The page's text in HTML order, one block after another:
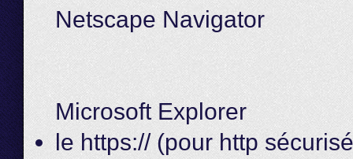
Netscape Navigator
Microsoft Explorer
le https:// (pour http